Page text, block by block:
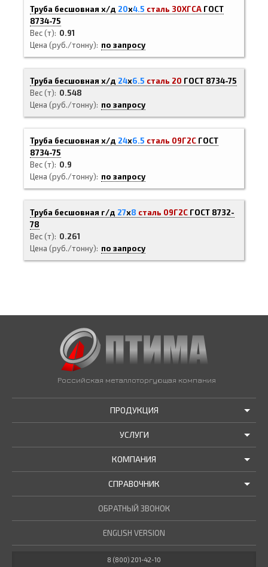
Труба бесшовная х/д 20х4.5 сталь 30ХГСА ГОСТ
8734-75
Вес (т)
0.91
Цена (руб./тонну)
по запросу
Труба бесшовная х/д 24х6.5 сталь 20 ГОСТ 8734-75
Вес (т)
0.548
Цена (руб./тонну)
по запросу
Труба бесшовная х/д 24х6.5 сталь 09Г2С ГОСТ
8734-75
Вес (т)
0.9
Цена (руб./тонну)
по запросу
Труба бесшовная г/д 27х8 сталь 09Г2С ГОСТ 8732-
78
Вес (т)
0.261
Цена (руб./тонну)
по запросу
Российская металлоторгующая компания
ПРОДУКЦИЯ
АКЦИИ И РАСПРОДАЖИ
ТРУБЫ В НАЛИЧИИ
МЕТАЛЛОПРОКАТ В НАЛИЧИИ
УСЛУГИ
ДОСТАВКА
РЕЗКА В РАЗМЕР
ПРОЧИЕ УСЛУГИ
КОМПАНИЯ
О НАС
НОВОСТИ КОМПАНИИ
СТАТЬИ
ДОКУМЕНТЫ
СПРАВОЧНИК
ГОСТЫ / ТУ
МАРОЧНИК СТАЛЕЙ
КУЛЬКУЛЯТОР МЕТАЛЛУРГА
ОБРАТНЫЙ ЗВОНОК
ENGLISH VERSION
8 (800) 201-42-10